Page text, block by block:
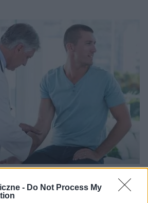
- Do Not Process My
całym świecie na WZW typu C choruje